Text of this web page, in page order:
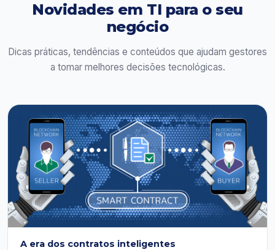
Novidades em TI para o seu
negócio
Dicas práticas, tendências e conteúdos que ajudam gestores
a tomar melhores decisões tecnológicas.
A era dos contratos inteligentes